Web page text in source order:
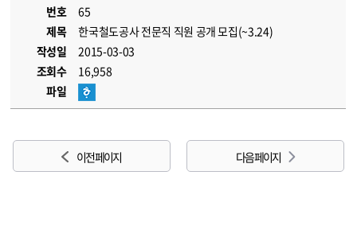
번호
65
제목
한국철도공사 전문직 직원 공개 모집(~3.24)
작성일
2015-03-03
조회수
16,958
파일
이전 페이지 다음 페이지